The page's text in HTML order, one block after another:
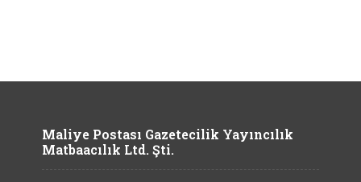
Maliye Postası Gazetecilik Yayıncılık
Matbaacılık Ltd. Şti.